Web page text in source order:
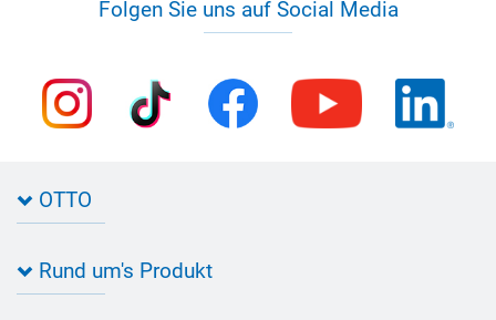
Folgen Sie uns auf Social Media
OTTO
Bau Newsletter
Rund um's Produkt